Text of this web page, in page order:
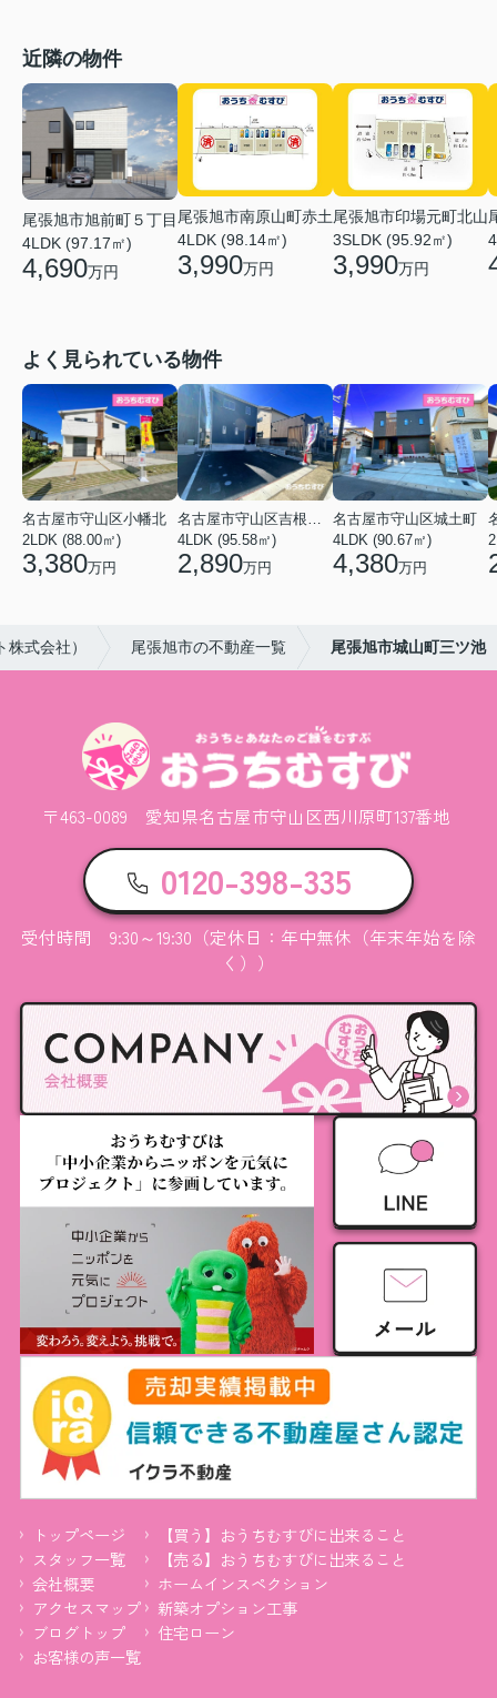
近隣の物件
尾張旭市旭前町５丁目
4LDK (97.17㎡)
4,690万円
尾張旭市南原山町赤土
4LDK (98.14㎡)
3,990万円
尾張旭市印場元町北山
3SLDK (95.92㎡)
3,990万円
よく見られている物件
名古屋市守山区小幡北
2LDK (88.00㎡)
3,380万円
4LDK (95.58㎡)
2,890万円
名古屋市守山区城土町
4LDK (90.67㎡)
4,380万円
式会社） 尾張旭市の不動産一覧 尾張旭市城山町三ツ池
〒463-0089 愛知県名古屋市守山区西川原町137番地
0120-398-335
受付時間 9:30～19:30（定休日：年中無休（年末年始を除
く））
トップページ
【買う】おうちむすびに出来ること
スタッフ一覧
【売る】おうちむすびに出来ること
会社概要
ホームインスペクション
アクセスマップ
新築オプション工事
ブログトップ
住宅ローン
お客様の声一覧